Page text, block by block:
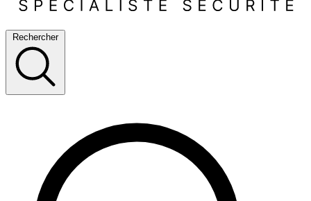
Rechercher